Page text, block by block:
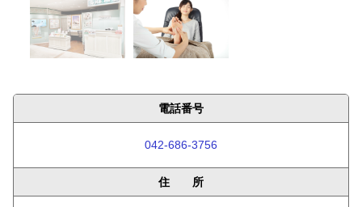
電話番号
042-686-3756
住 所